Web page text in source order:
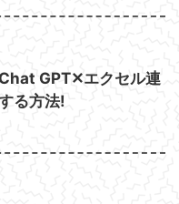
Chat GPT✕エクセル連
る方法!